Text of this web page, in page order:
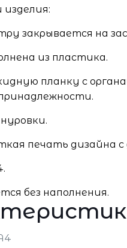
закрывается на
из пластика.
планку с
печать дизайна с
без наполнения.